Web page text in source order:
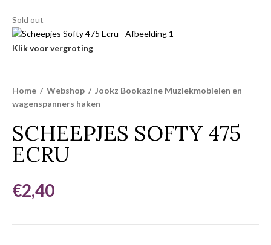
Sold out
Klik voor vergroting
Home / Webshop / Jookz Bookazine Muziekmobielen en
wagenspanners haken
SCHEEPJES SOFTY 475
ECRU
€2,40